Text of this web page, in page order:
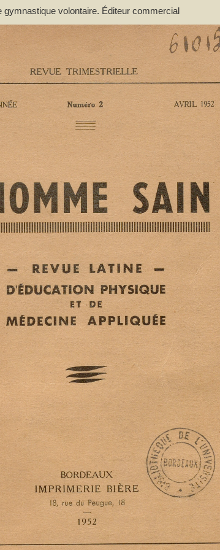
gymnastique volontaire. Éditeur commercial